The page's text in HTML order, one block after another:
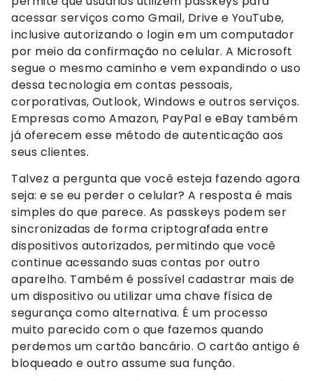
acessar serviços como Gmail, Drive e YouTube,
inclusive autorizando o login em um computador
por meio da confirmação no celular. A Microsoft
segue o mesmo caminho e vem expandindo o uso
dessa tecnologia em contas pessoais,
corporativas, Outlook, Windows e outros serviços.
Empresas como Amazon, PayPal e eBay também
já oferecem esse método de autenticação aos
seus clientes.
Talvez a pergunta que você esteja fazendo agora
seja: e se eu perder o celular? A resposta é mais
simples do que parece. As passkeys podem ser
sincronizadas de forma criptografada entre
dispositivos autorizados, permitindo que você
continue acessando suas contas por outro
aparelho. Também é possível cadastrar mais de
um dispositivo ou utilizar uma chave física de
segurança como alternativa. É um processo
muito parecido com o que fazemos quando
perdemos um cartão bancário. O cartão antigo é
bloqueado e outro assume sua função.